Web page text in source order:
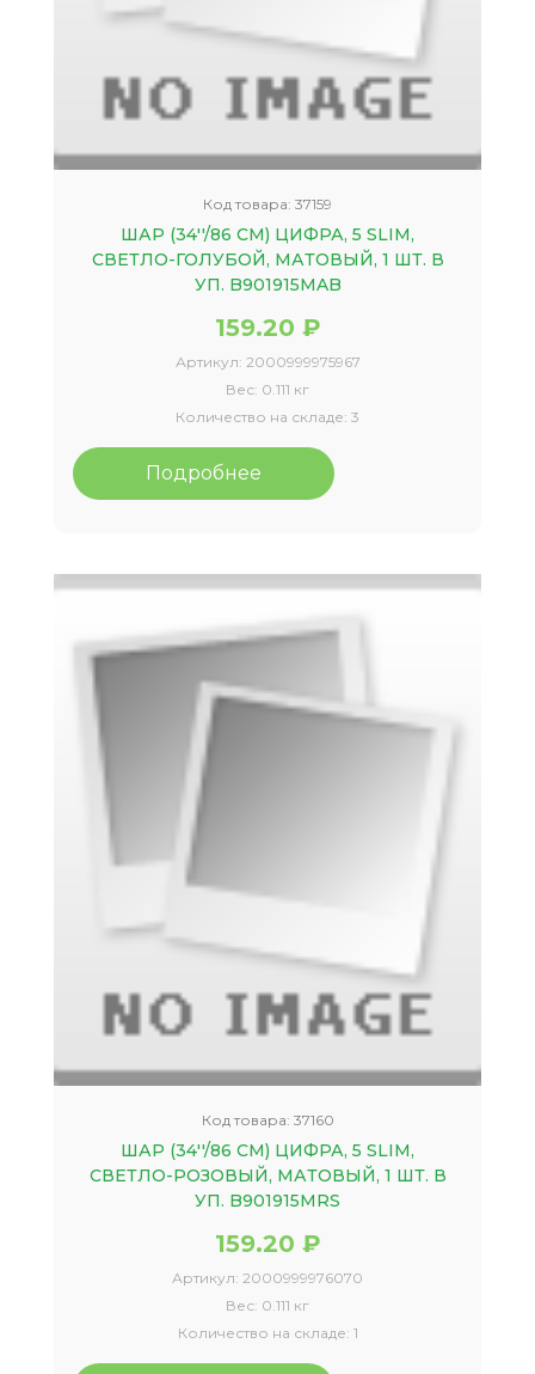
Код товара: 37159
ШАР (34''/86 СМ) ЦИФРА, 5 SLIM,
СВЕТЛО-ГОЛУБОЙ, МАТОВЫЙ, 1 ШТ. В
УП. B901915MAB
159.20 ₽
Артикул: 2000999975967
Вес: 0.111 кг
Количество на складе: 3
Подробнее
Код товара: 37160
ШАР (34''/86 СМ) ЦИФРА, 5 SLIM,
СВЕТЛО-РОЗОВЫЙ, МАТОВЫЙ, 1 ШТ. В
УП. B901915MRS
159.20 ₽
Артикул: 2000999976070
Вес: 0.111 кг
Количество на складе: 1